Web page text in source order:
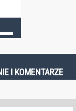
I KOMENTARZE